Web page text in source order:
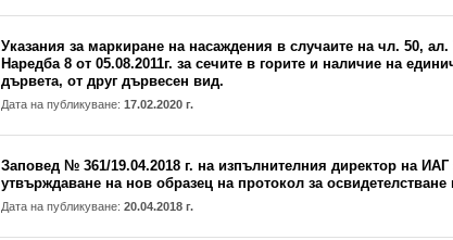
Указания за маркиране на насаждения в случаите на чл. 50, ал.
Наредба 8 от 05.08.2011г. за сечите в горите и наличие на
дървета, от друг дървесен вид.
Дата на публикуване: 17.02.2020 г.
Заповед № 361/19.04.2018 г. на изпълнителния директор на ИАГ
утвърждаване на нов образец на протокол за
Дата на публикуване: 20.04.2018 г.